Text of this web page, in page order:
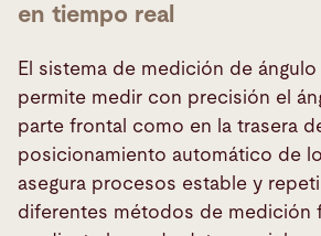
en tiempo real
El sistema de medición de ángulo
permite medir con precisión el
parte frontal como en la trasera
posicionamiento automático de
asegura procesos estable y
diferentes métodos de medición